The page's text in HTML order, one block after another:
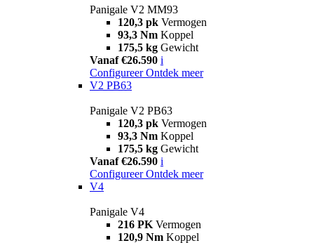
Panigale V2 MM93
120,3 pk Vermogen
93,3 Nm Koppel
175,5 kg Gewicht
Vanaf €26.590 i
Configureer Ontdek meer
V2 PB63
Panigale V2 PB63
120,3 pk Vermogen
93,3 Nm Koppel
175,5 kg Gewicht
Vanaf €26.590 i
Configureer Ontdek meer
V4
Panigale V4
216 PK Vermogen
120,9 Nm Koppel